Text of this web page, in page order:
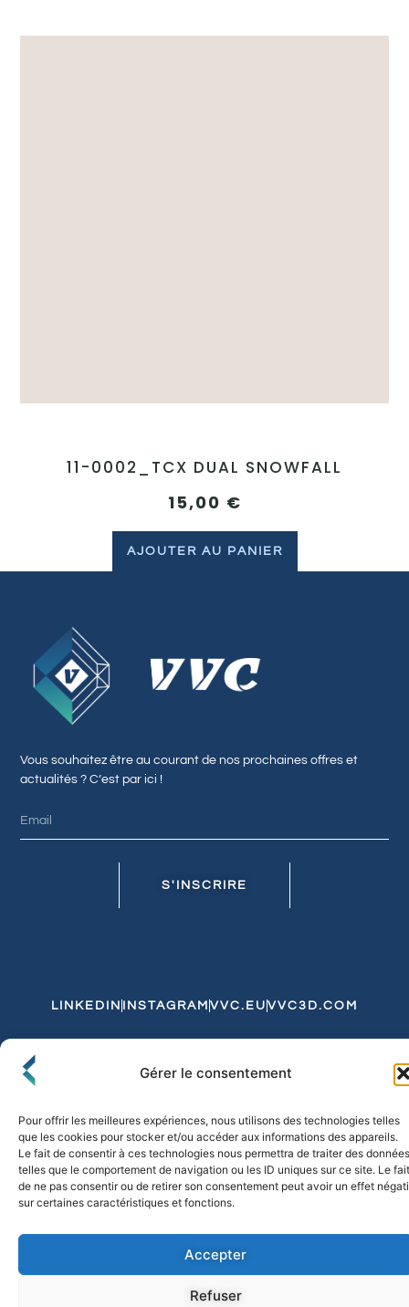
Gérer le consentement
Pour offrir les meilleures expériences, nous utilisons des technologies telles
que les cookies pour stocker et/ou accéder aux informations des appareils.
Le fait de consentir à ces technologies nous permettra de traiter des données
telles que le comportement de navigation ou les ID uniques sur ce site. Le fait
de ne pas consentir ou de retirer son consentement peut avoir un effet
sur certaines caractéristiques et fonctions.
Accepter
Refuser
11-0002_TCX DUAL SNOWFALL
15,00 €
AJOUTER AU PANIER
Vous souhaitez être au courant de nos prochaines offres et
actualités ? C’est par ici !
S'INSCRIRE
LINKEDIN INSTAGRAM VVC.EU VVC3D.COM
Politique de Confidentialité et de CookiesExpédition et Livraison
© 2026 FLO & CO. All Rights Reserved